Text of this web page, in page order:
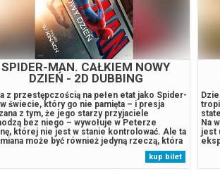
SPIDER-MAN. CAŁKIEM NOWY
DZIEŃ - 2D DUBBING
z przestępczością na pełen etat jako Spider-
świecie, który go nie pamięta – i presja
z tym, że jego starzy przyjaciele
bez niego – wywołuje w Peterze
której nie jest w stanie kontrolować. Ale ta
może być również jedyną rzeczą, która
nowe zagrożenie dla miasta i jego
Świat może i zapomniał o Peterze
ale on nie zapomniał o...
kup bilet
Na
jest